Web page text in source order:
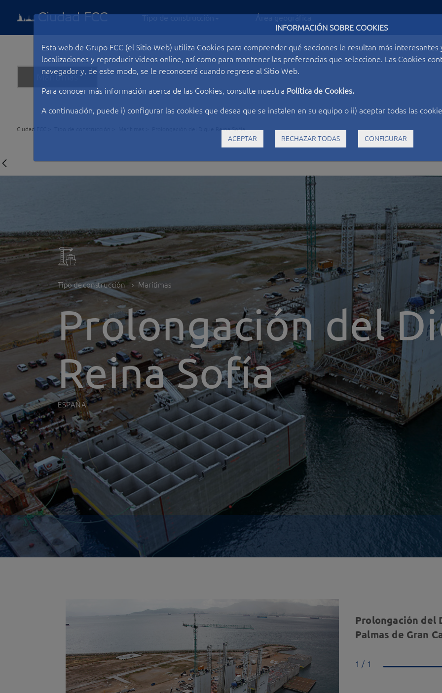
INFORMACIÓN SOBRE COOKIES
Esta web de Grupo FCC (el Sitio Web) utiliza Cookies para comprender qué secciones le resultan más
localizaciones y reproducir videos online, así como para mantener las preferencias que seleccione. Las Cookies
navegador y, de este modo, se le reconocerá cuando regrese al Sitio Web.
Para conocer más información acerca de las Cookies, consulte nuestra Política de Cookies.
A continuación, puede i) configurar las cookies que desea que se instalen en su equipo o ii) aceptar todas las
ACEPTAR RECHAZAR TODAS CONFIGURAR
Marítimas
Ciudad FCC Prolongación del Dique Reina Sofía
Tipo de construcción Marítimas
Prolongación del
Reina Sofía
ESPAÑA
Prolongación del
Palmas de Gran
1 / 1